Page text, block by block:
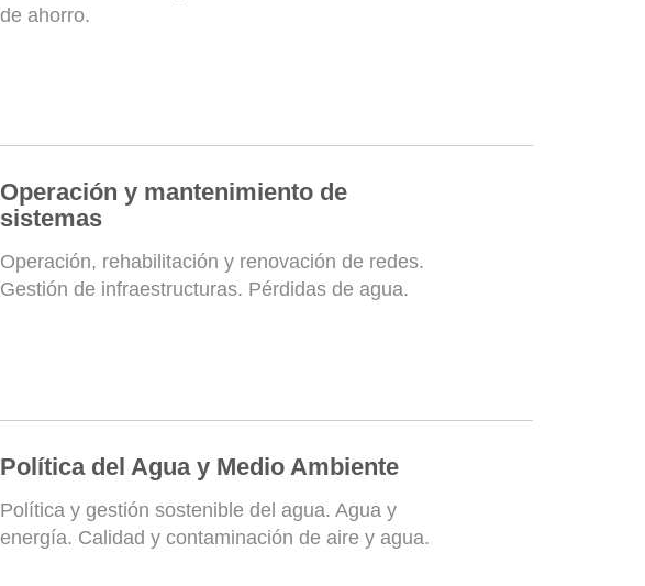
de ahorro.
Operación y mantenimiento de
sistemas
Operación, rehabilitación y renovación de redes.
Gestión de infraestructuras. Pérdidas de agua.
Política del Agua y Medio Ambiente
Política y gestión sostenible del agua. Agua y
energía. Calidad y contaminación de aire y agua.